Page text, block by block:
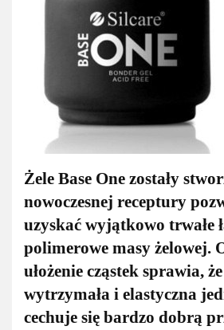
Żele Base One zostały
nowoczesnej receptury
uzyskać wyjątkowo trwałe
polimerowe masy żelowej.
ułożenie cząstek sprawia,
wytrzymała i elastyczna
cechuje się bardzo dobrą